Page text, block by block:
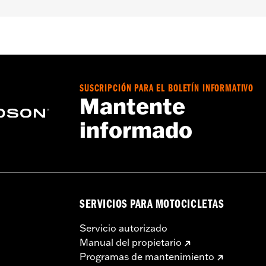
SUSCRIPCIÓN PARA EL BOLETÍN INFORMATIVO
Mantente
informado
SERVICIOS PARA MOTOCICLETAS
Servicio autorizado
Manual del propietario
Programas de mantenimiento